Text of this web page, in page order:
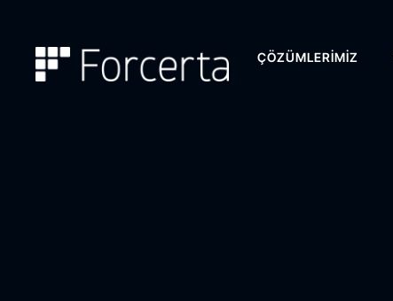
ÇÖZÜMLERIMIZ